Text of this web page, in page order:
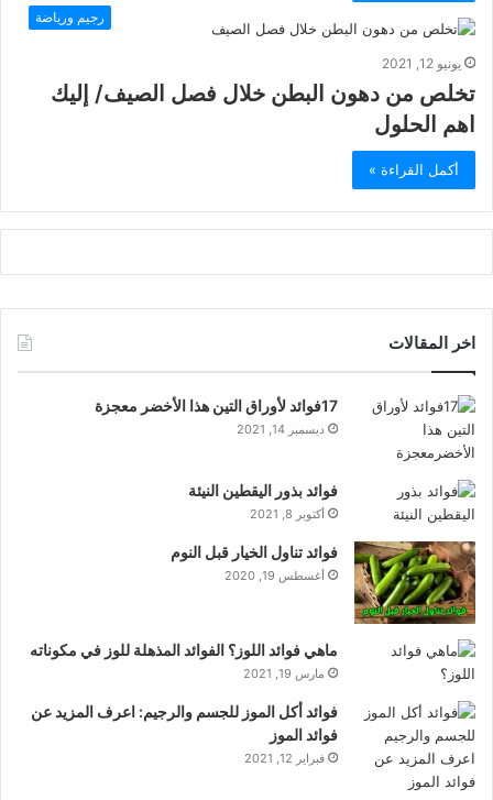
رجيم ورياضة
يونيو 12, 2021
تخلص من دهون البطن خلال فصل الصيف/ إليك
اهم الحلول
أكمل القراءة »
اخر المقالات
17فوائد لأوراق التين هذا الأخضر معجزة
ديسمبر 14, 2021
فوائد بذور اليقطين النيئة
أكتوبر 8, 2021
فوائد تناول الخيار قبل النوم
أغسطس 19, 2020
ماهي فوائد اللوز؟ الفوائد المذهلة للوز في مكوناته
مارس 19, 2021
فوائد أكل الموز للجسم والرجيم: اعرف المزيد عن
فوائد الموز
فبراير 12, 2021